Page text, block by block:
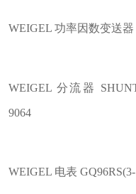
WEIGEL 功率因数变送器
WEIGEL 分流器
9064
WEIGEL 电表